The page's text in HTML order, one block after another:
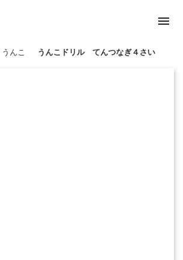
menu
うんこ うんこドリル てんつなぎ４さい